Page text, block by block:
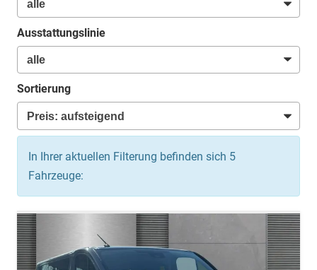
Ausstattungslinie
Sortierung
In Ihrer aktuellen Filterung befinden sich 5
Fahrzeuge: